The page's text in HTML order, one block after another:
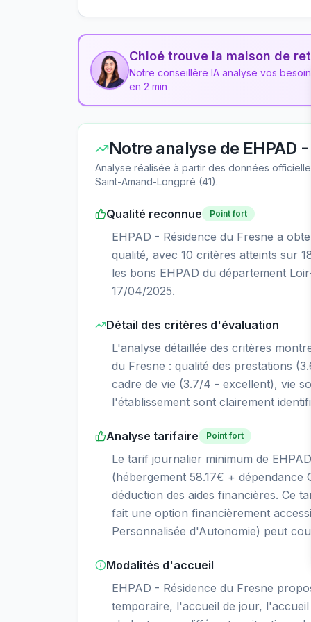
Chloé trouve la maison de
Notre conseillère IA analyse vos
en 2 min
Notre analyse de EHPAD
Analyse réalisée à partir des données
Saint-Amand-Longpré (41).
Qualité reconnue Point fort
EHPAD - Résidence du Fresne a
qualité, avec 10 critères atteints sur
les bons EHPAD du département
17/04/2025.
Détail des critères d'évaluation
L'analyse détaillée des critères
du Fresne : qualité des prestations
cadre de vie (3.7/4 - excellent), vie
l'établissement sont clairement
Analyse tarifaire Point fort
Le tarif journalier minimum de
(hébergement 58.17€ + dépendance
déduction des aides financières. Ce
fait une option financièrement
Personnalisée d'Autonomie) peut
Modalités d'accueil
EHPAD - Résidence du Fresne
temporaire, l'accueil de jour,